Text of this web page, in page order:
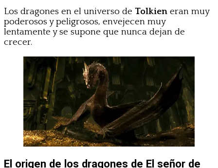
Los dragones en el universo de Tolkien eran muy
poderosos y peligrosos, envejecen muy
lentamente y se supone que nunca dejan de
crecer.
El origen de los dragones de El señor de